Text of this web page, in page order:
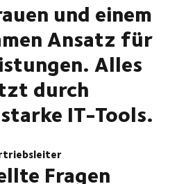
und einem
Ansatz für
Alles
durch
IT-Tools.
Fragen